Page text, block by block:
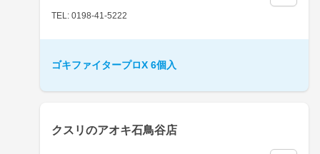
TEL: 0198-41-5222
ゴキファイタープロX 6個入
クスリのアオキ石鳥谷店